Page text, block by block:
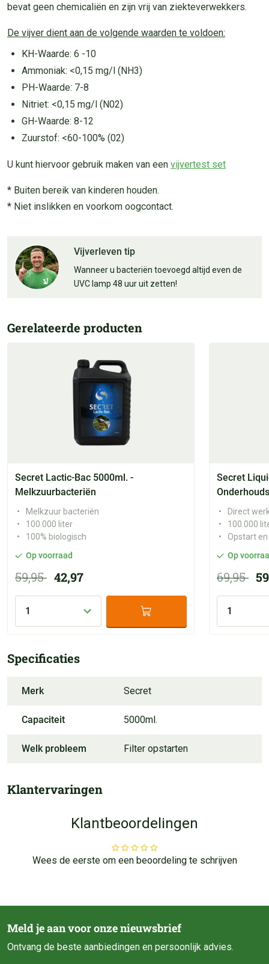
bevat geen chemicaliën en zijn vrij van ziekteverwekkers.
De vijver dient aan de volgende waarden te voldoen:
KH-Waarde: 6 -10
Ammoniak: <0,15 mg/l (NH3)
PH-Waarde: 7-8
Nitriet: <0,15 mg/l (N02)
GH-Waarde: 8-12
Zuurstof: <60-100% (02)
U kunt hiervoor gebruik maken van een vijvertest set
* Buiten bereik van kinderen houden.
* Niet inslikken en voorkom oogcontact.
Vijverleven tip
Wanneer u bacteriën toevoegd altijd even de
UVC lamp 48 uur uit zetten!
Gerelateerde producten
Secret Lactic-Bac 5000ml. -
Melkzuurbacteriën
Melkzuur bacteriën
100.000 liter
100% biologisch
Op voorraad
59,95 42,97
Secret
Direct
100.000
Opstart
Op
69,95
Specificaties
Merk Secret
Capaciteit 5000ml.
Welk probleem Filter opstarten
Klantervaringen
Klantbeoordelingen
Wees de eerste om een beoordeling te schrijven
Meld je aan voor onze nieuwsbrief
Ontvang de beste aanbiedingen en persoonlijk advies.